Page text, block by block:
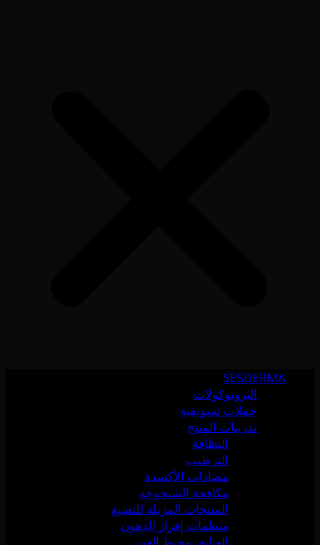
SESDERMA
البروتوكولات
حملات تسويقية
تدريبات المنتج
النظافة
الترطيب
مضادات الأكسدة
مكافحة الشيخوخة
المنتجات المزيلة للتصبغ
منظمات إفراز الدهون